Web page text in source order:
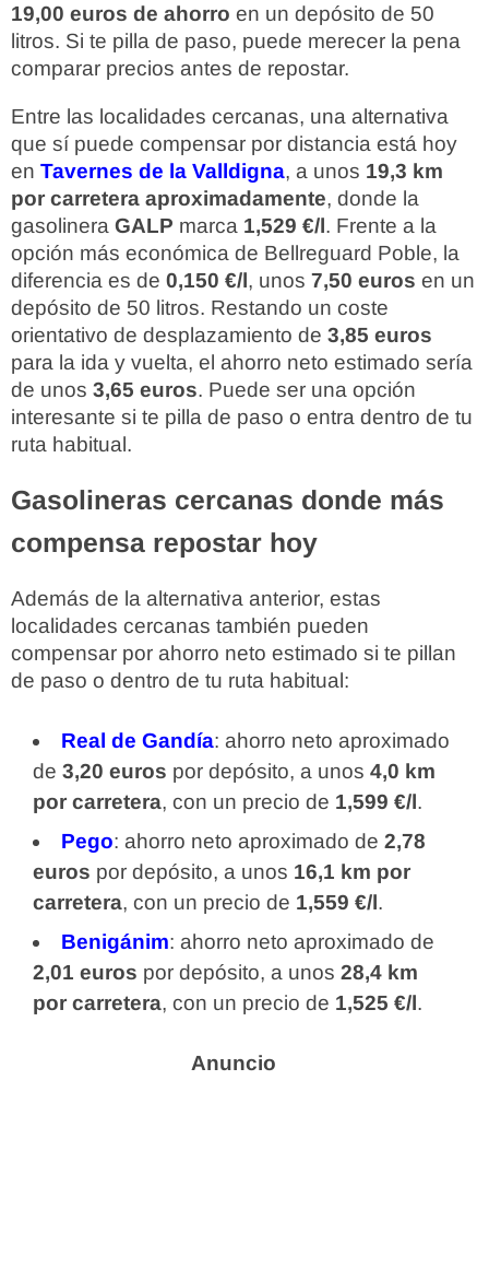
19,00 euros de ahorro en un depósito de 50
litros. Si te pilla de paso, puede merecer la pena
comparar precios antes de repostar.
Entre las localidades cercanas, una alternativa
que sí puede compensar por distancia está hoy
en Tavernes de la Valldigna, a unos 19,3 km
por carretera aproximadamente, donde la
gasolinera GALP marca 1,529 €/l. Frente a la
opción más económica de Bellreguard Poble, la
diferencia es de 0,150 €/l, unos 7,50 euros en un
depósito de 50 litros. Restando un coste
orientativo de desplazamiento de 3,85 euros
para la ida y vuelta, el ahorro neto estimado sería
de unos 3,65 euros. Puede ser una opción
interesante si te pilla de paso o entra dentro de tu
ruta habitual.
Gasolineras cercanas donde más
compensa repostar hoy
Además de la alternativa anterior, estas
localidades cercanas también pueden
compensar por ahorro neto estimado si te pillan
de paso o dentro de tu ruta habitual:
Real de Gandía: ahorro neto aproximado
de 3,20 euros por depósito, a unos 4,0 km
por carretera, con un precio de 1,599 €/l.
Pego: ahorro neto aproximado de 2,78
euros por depósito, a unos 16,1 km por
carretera, con un precio de 1,559 €/l.
Benigánim: ahorro neto aproximado de
2,01 euros por depósito, a unos 28,4 km
por carretera, con un precio de 1,525 €/l.